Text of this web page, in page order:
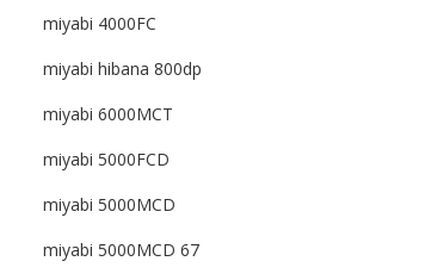
miyabi 4000FC
miyabi hibana 800dp
miyabi 6000MCT
miyabi 5000FCD
miyabi 5000MCD
miyabi 5000MCD 67